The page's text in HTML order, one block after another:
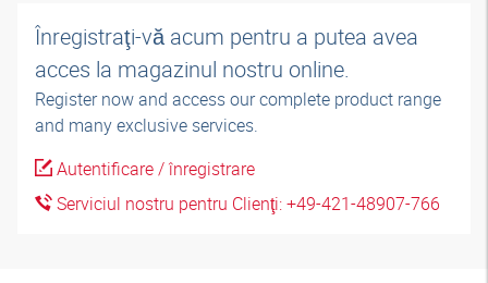
Înregistraţi-vă acum pentru a putea avea
acces la magazinul nostru online.
Register now and access our complete product range
and many exclusive services.
Autentificare / înregistrare
Serviciul nostru pentru Clienţi: +49-421-48907-766